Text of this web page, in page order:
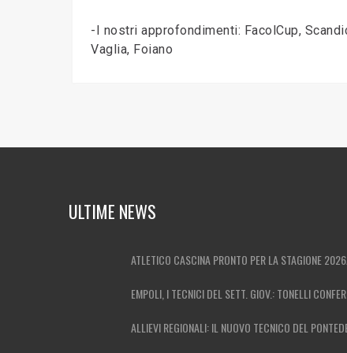
-I nostri approfondimenti: FacolCup,
Vaglia, Foiano
ULTIME NEWS
ATLETICO CASCINA PRONTO PER LA STAGIONE
EMPOLI, I TECNICI DEL SETT. GIOV.: TONELLI
ALLIEVI REGIONALI: IL NUOVO TECNICO DEL